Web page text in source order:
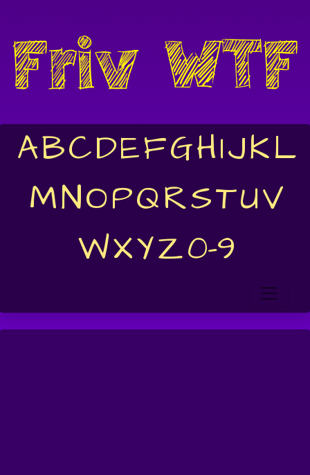
ABCDEFGHIJKL
MNOPQRSTUV
WXYZ0-9